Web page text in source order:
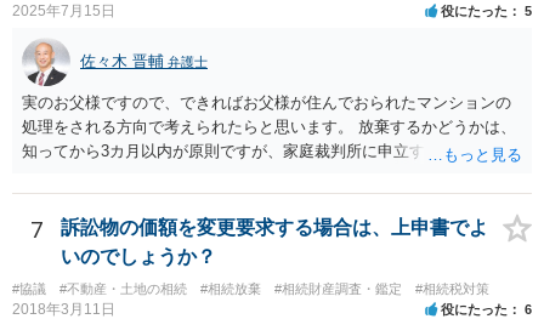
2025年7月15日 役にたった 5
佐々木 晋輔 弁護士
実のお父様ですので、できればお父様が住んでおられたマンションの
処理をされる方向で考えられたらと思います。 放棄するかどうかは、
知ってから3カ月以内が原則ですが、家庭裁判所に申立すれば3カ月の
放棄するかどうか決めることができます。 銀行やサラ金が数年も放置
することはありませんので、数年後に借金が発見される可能性はほぼ
ありません。 なお、私が扱った相続放棄を検討していた案件で、期間
伸長して調査したところ、サラ金に対する過払金など相当な財産が見
つかったため相続したという事例がありました。
7
訴訟物の価額を変更要求する場合は、上申書でよ
いのでしょうか？
#協議 #不動産・土地の相続 #相続放棄 #相続財産調査・鑑定 #相続税対策
2018年3月11日 役にたった 6